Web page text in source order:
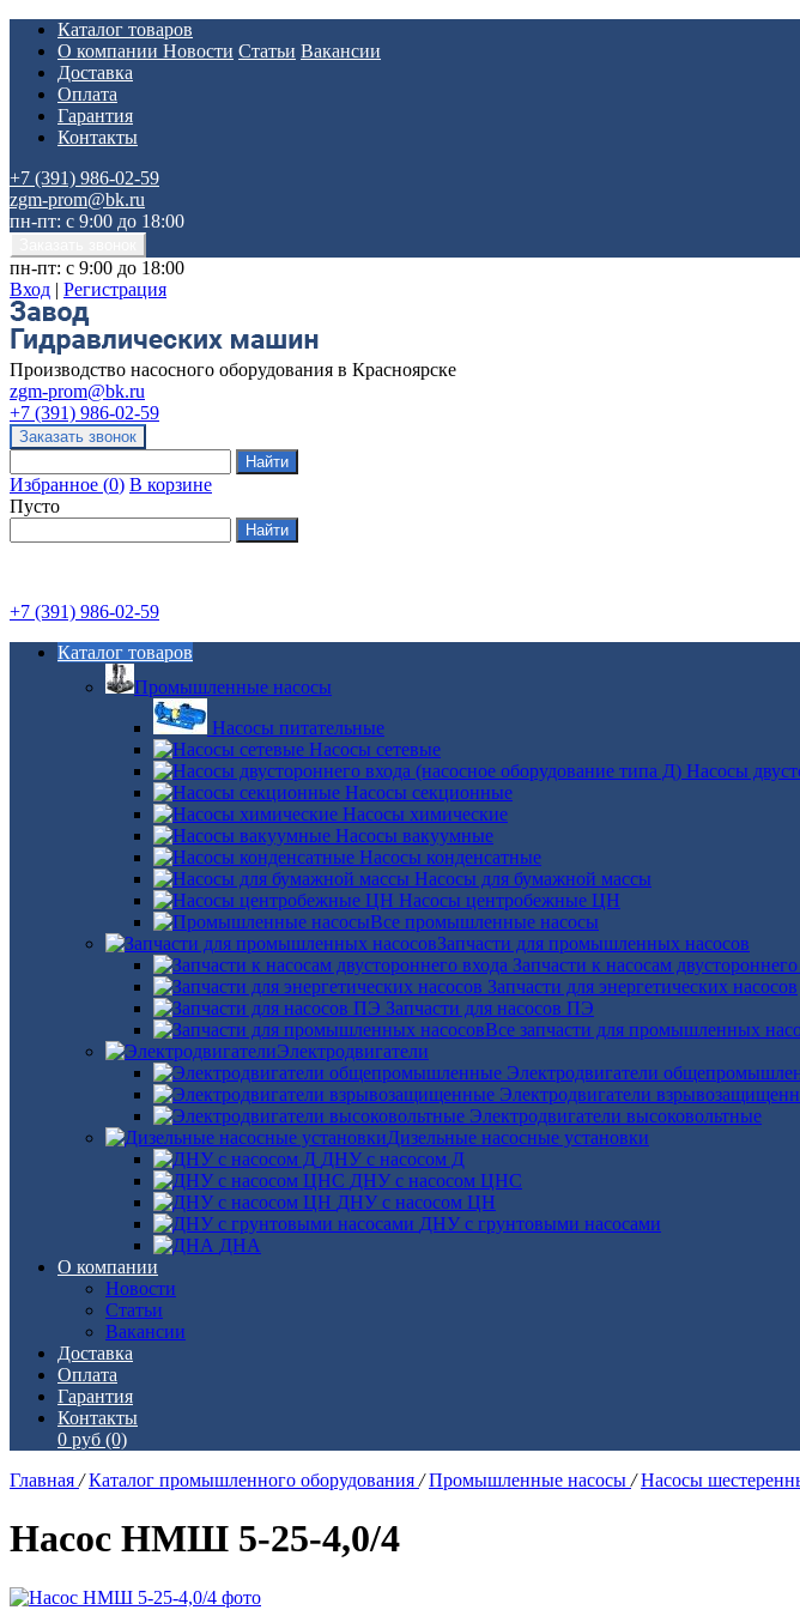
Каталог товаров
О компании Новости Статьи Вакансии
Доставка
Оплата
Гарантия
Контакты
+7 (391) 986-02-59
zgm-prom@bk.ru
пн-пт: с 9:00 до 18:00
пн-пт: с 9:00 до 18:00
Вход | Регистрация
Производство насосного оборудования в Красноярске
zgm-prom@bk.ru
+7 (391) 986-02-59
Избранное (0) В корзине
Пусто
+7 (391) 986-02-59
Каталог товаров
Промышленные насосы
Насосы питательные
Насосы сетевые
Насосы
Насосы секционные
Насосы химические
Насосы вакуумные
Насосы конденсатные
Насосы для бумажной массы
Насосы центробежные ЦН
Все промышленные насосы
Запчасти для промышленных насосов
Запчасти к насосам двустороннего
Запчасти для энергетических насосов
Запчасти для насосов ПЭ
Все запчасти для промышленных
Электродвигатели
Электродвигатели
Электродвигатели
Электродвигатели высоковольтные
Дизельные насосные установки
ДНУ с насосом Д
ДНУ с насосом ЦНС
ДНУ с насосом ЦН
ДНУ с грунтовыми насосами
ДНА
О компании
Новости
Статьи
Вакансии
Доставка
Оплата
Гарантия
Контакты
0 руб (0)
Главная / Каталог промышленного оборудования / Промышленные насосы / Насосы
Насос НМШ 5-25-4,0/4